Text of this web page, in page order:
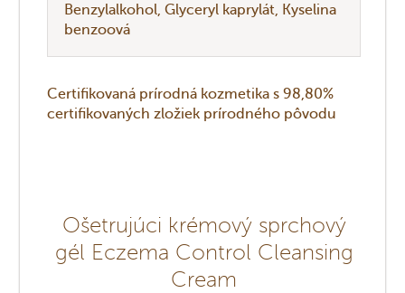
Benzylalkohol Glyceryl kaprylát Kyselina
benzoová
Certifikovaná prírodná kozmetika s 98,80%
certifikovaných zložiek prírodného pôvodu
Ošetrujúci krémový sprchový
gél Eczema Control Cleansing
Cream